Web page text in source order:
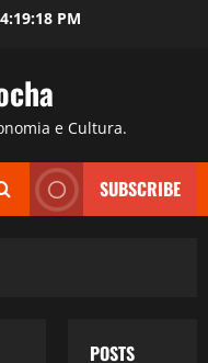
4:19:19 PM
e Cultura.
SUBSCRIBE
POSTS